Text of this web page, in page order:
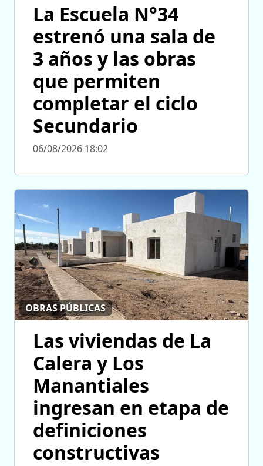
La Escuela N°34
estrenó una sala de
3 años y las obras
que permiten
completar el ciclo
Secundario
06/08/2026 18:02
OBRAS PÚBLICAS
Las viviendas de La
Calera y Los
Manantiales
ingresan en etapa de
definiciones
constructivas